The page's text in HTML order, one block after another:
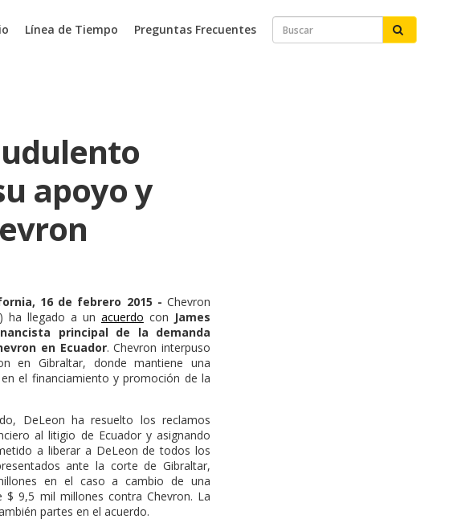
Línea de Tiempo Preguntas Frecuentes
apoyo y
16 de febrero 2015 - Chevron
ha llegado a un acuerdo con James
principal de la demanda
en Ecuador. Chevron interpuso
en Gibraltar, donde mantiene una
el financiamiento y promoción de la
ha resuelto los reclamos
al litigio de Ecuador y asignando
a liberar a DeLeon de todos los
ante la corte de Gibraltar,
en el caso a cambio de una
9,5 mil millones contra Chevron. La
partes en el acuerdo.